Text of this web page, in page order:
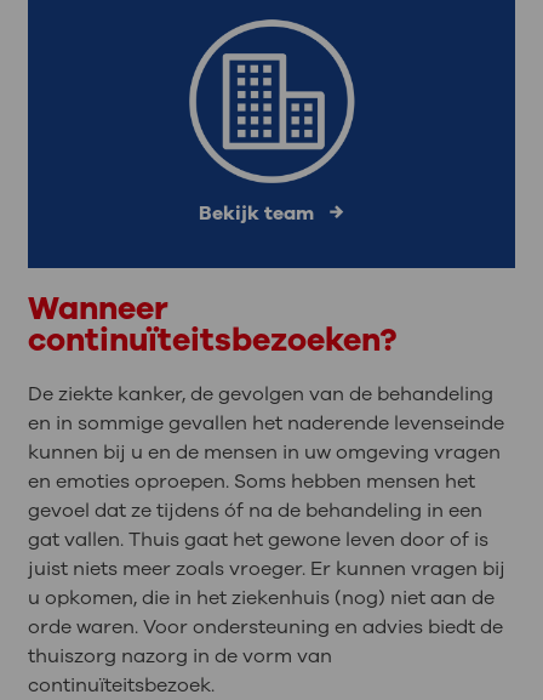
Bekijk team
Wanneer
continuïteitsbezoeken?
De ziekte kanker, de gevolgen van de behandeling
en in sommige gevallen het naderende levenseinde
kunnen bij u en de mensen in uw omgeving vragen
en emoties oproepen. Soms hebben mensen het
gevoel dat ze tijdens óf na de behandeling in een
gat vallen. Thuis gaat het gewone leven door of is
juist niets meer zoals vroeger. Er kunnen vragen bij
u opkomen, die in het ziekenhuis (nog) niet aan de
orde waren. Voor ondersteuning en advies biedt de
thuiszorg nazorg in de vorm van
continuïteitsbezoek.